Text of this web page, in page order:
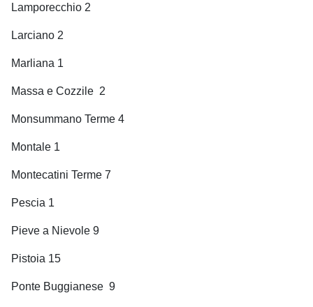
Lamporecchio 2
Larciano 2
Marliana 1
Massa e Cozzile 2
Monsummano Terme 4
Montale 1
Montecatini Terme 7
Pescia 1
Pieve a Nievole 9
Pistoia 15
Ponte Buggianese 9